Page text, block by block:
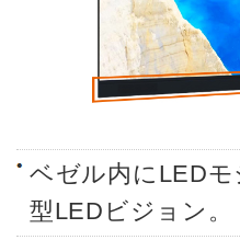
ベゼル内にLED
型LEDビジョン。